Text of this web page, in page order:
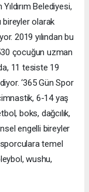
Belediyesi,
bireyler olarak
2019 yılından bu
çocuğun uzman
11 tesiste 19
‘365 Gün Spor
6-14 yaş
boks, dağcılık,
engelli bireyler
temel
wushu,